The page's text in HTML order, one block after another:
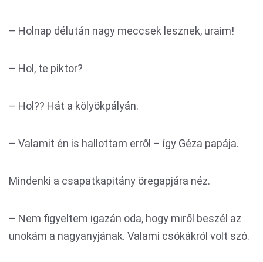
– Holnap délután nagy meccsek lesznek, uraim!
– Hol, te piktor?
– Hol?? Hát a kölyökpályán.
– Valamit én is hallottam erről – így Géza papája.
Mindenki a csapatkapitány öregapjára néz.
– Nem figyeltem igazán oda, hogy miről beszél az
unokám a nagyanyjának. Valami csókákról volt szó.